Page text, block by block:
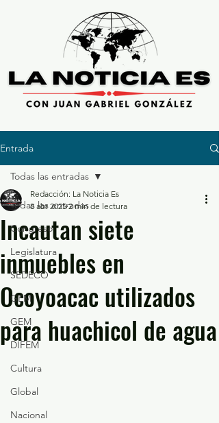
Entrada
Todas las entradas
Congreso
Legislatura
SEDECO
GEM
GEM
DIFEM
Cultura
Global
Nacional
Todas las entradas
Incautan siete
inmuebles en
Ocoyoacac utilizados
para huachicol de agua
Redacción: La Noticia Es
8 abr 2025 2 min de lectura